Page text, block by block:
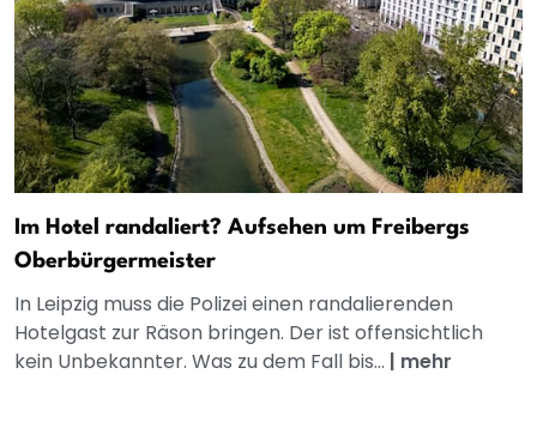
Im Hotel randaliert? Aufsehen um Freibergs
Oberbürgermeister
In Leipzig muss die Polizei einen randalierenden
Hotelgast zur Räson bringen. Der ist offensichtlich
kein Unbekannter. Was zu dem Fall bis... | mehr